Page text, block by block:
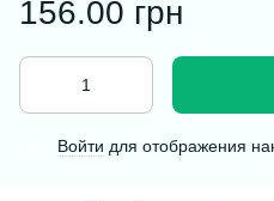
156.00 грн
Войти для отображения